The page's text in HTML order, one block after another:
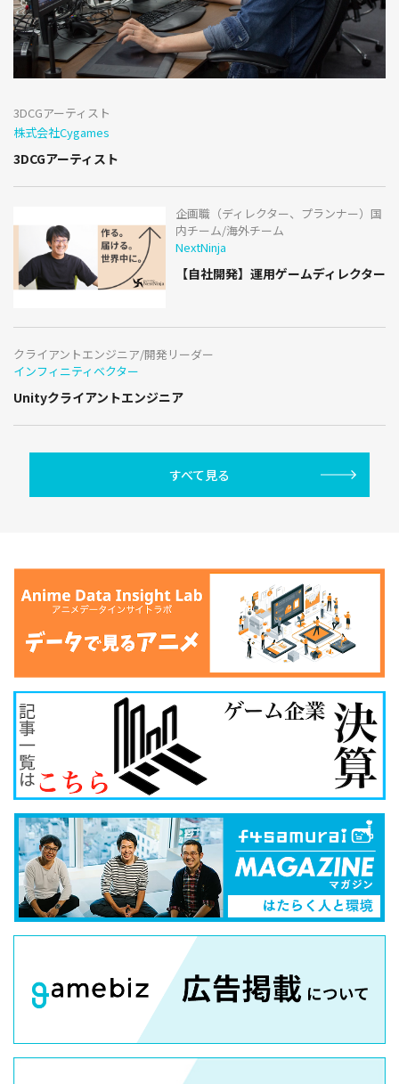
3DCGアーティスト
株式会社Cygames
3DCGアーティスト
企画職（ディレクター、プランナー）国
内チーム/海外チーム
NextNinja
【自社開発】運用ゲームディレクター
クライアントエンジニア/開発リーダー
インフィニティベクター
Unityクライアントエンジニア
すべて見る